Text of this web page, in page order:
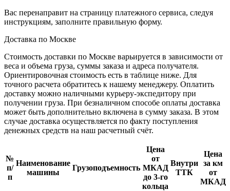
Вас перенаправит на страницу платежного сервиса, следуя
инструкциям, заполните правильную форму.
Доставка по Москве
Стоимость доставки по Москве варьируется в зависимости от
веса и объема груза, суммы заказа и адреса получателя.
Ориентировочная стоимость есть в таблице ниже. Для
точного расчета обратитесь к нашему менеджеру. Оплатить
доставку можно наличными курьеру-экспедитору при
получении груза. При безналичном способе оплаты доставка
может быть дополнительно включена в сумму заказа. В этом
случае доставка осуществляется по факту поступления
денежных средств на наш расчетный счёт.
№
п/
п
Наименование
машины
Грузоподъемность
Цена
от
МКАД
до 3-го
кольца
Внутри
ТТК
Цена
за км
от
МКАД